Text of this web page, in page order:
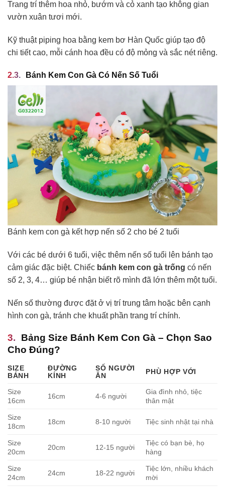
Trang trí thêm hoa nhỏ, bướm và cỏ xanh tạo không gian
vườn xuân tươi mới.
Kỹ thuật piping hoa bằng kem bơ Hàn Quốc giúp tạo độ
chi tiết cao, mỗi cánh hoa đều có độ mỏng và sắc nét riêng.
Bánh Kem Con Gà Có Nến Số Tuổi
Bánh kem con gà kết hợp nến số 2 cho bé 2 tuổi
Với các bé dưới 6 tuổi, việc thêm nến số tuổi lên bánh tạo
cảm giác đặc biệt. Chiếc bánh kem con gà trống có nến
số 2, 3, 4… giúp bé nhận biết rõ mình đã lớn thêm một tuổi.
Nến số thường được đặt ở vị trí trung tâm hoặc bên cạnh
hình con gà, tránh che khuất phần trang trí chính.
Bảng Size Bánh Kem Con Gà – Chọn Sao
Cho Đúng?
SIZE
BÁNH
ĐƯỜNG
KÍNH
SỐ NGƯỜI
ĂN
PHÙ HỢP VỚI
Size
16cm
16cm 4-6 người
Gia đình nhỏ, tiệc
thân mật
Size
18cm
18cm 8-10 người Tiệc sinh nhật tại nhà
Size
20cm
20cm 12-15 người
Tiệc có bạn bè, họ
hàng
Size
24cm
24cm 18-22 người
Tiệc lớn, nhiều khách
mời